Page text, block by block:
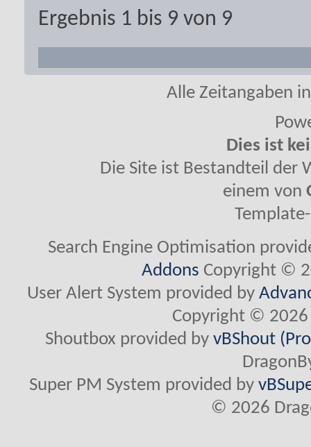
Ergebnis 1 bis 9 von 9
Alle Zeitangaben
Dies ist
Die Site ist Bestandteil der
einem von
Search Engine Optimisation
Addons Copyright ©
User Alert System provided by
Copyright © 2026
Shoutbox provided byvBShout
Super PM System provided by
© 2026